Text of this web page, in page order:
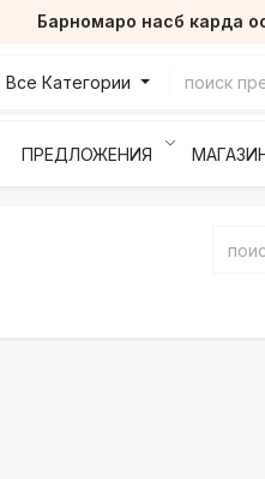
Барномаро насб карда
Все Категории
ПРЕДЛОЖЕНИЯ